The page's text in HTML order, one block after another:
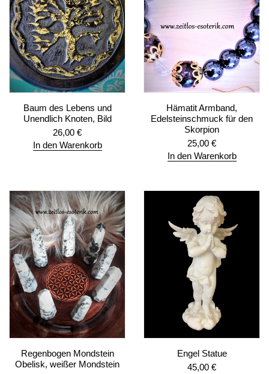
Baum des Lebens und
Unendlich Knoten, Bild
26,00 €
In den Warenkorb
Hämatit Armband,
Edelsteinschmuck für den
Skorpion
25,00 €
In den Warenkorb
Regenbogen Mondstein
Obelisk, weißer Mondstein
Engel Statue
45,00 €